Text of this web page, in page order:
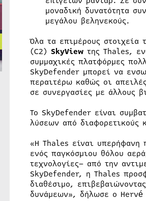
μοναδική δυνατότητα
μεγάλου βεληνεκούς.
Όλα τα επιμέρους στοιχεία
(C2) SkyViewτης Thales,
συμμαχικές πλατφόρμες
SkyDefender μπορεί να
περαιτέρω καθώς οι
σε συνεργασίες με άλλους
Το SkyDefender είναι
λύσεων από διαφορετικούς
«Η Thales είναι υπερήφανη
ενός παγκόσμιου θόλου
τεχνολογίες– από την
SkyDefender, η Thales
διαθέσιμο,
δυνάμεων», δήλωσε ο Hervé